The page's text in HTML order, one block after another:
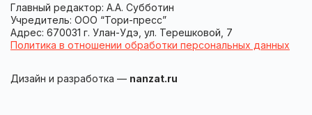
Главный редактор: А.А. Субботин
Учредитель: ООО “Тори-пресс”
Адрес: 670031 г. Улан-Удэ, ул. Терешковой, 7
Политика в отношении обработки персональных данных
Дизайн и разработка — nanzat.ru